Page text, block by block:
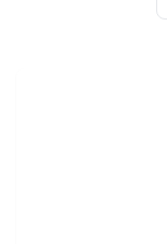
인을 소개해드리려